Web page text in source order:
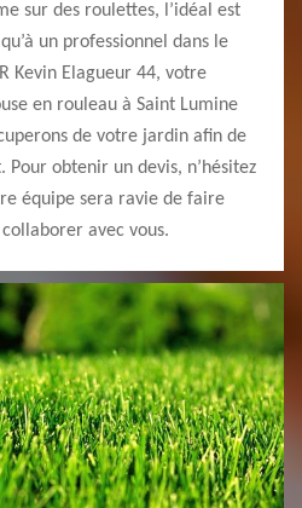
sur des roulettes, l’idéal est
un professionnel dans le
Kevin Elagueur 44, votre
en rouleau à Saint Lumine
de votre jardin afin de
Pour obtenir un devis, n’hésitez
équipe sera ravie de faire
avec vous.